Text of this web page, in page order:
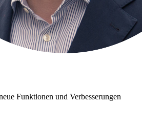
Funktionen und Verbesserungen